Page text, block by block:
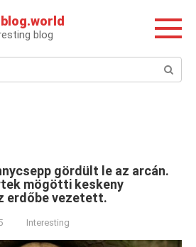
blog
gördült le az arcán.
mögötti keskeny
erdőbe vezetett.
Interesting